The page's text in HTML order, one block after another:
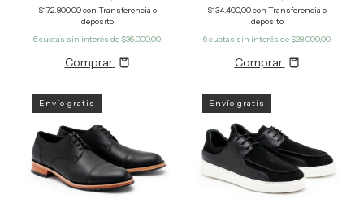
$172.800,00con Transferencia o
depósito
6cuotas sin interés de $36.000,00
Comprar
$134.400,00con Transferencia o
depósito
6cuotas sin interés de $28.000,00
Comprar
Envío gratis Envío gratis